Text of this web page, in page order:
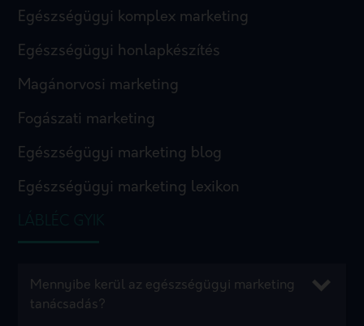
Egészségügyi komplex marketing
Egészségügyi honlapkészítés
Magánorvosi marketing
Fogászati marketing
Egészségügyi marketing blog
Egészségügyi marketing lexikon
LÁBLÉC GYIK
Mennyibe kerül az egészségügyi marketing
tanácsadás?